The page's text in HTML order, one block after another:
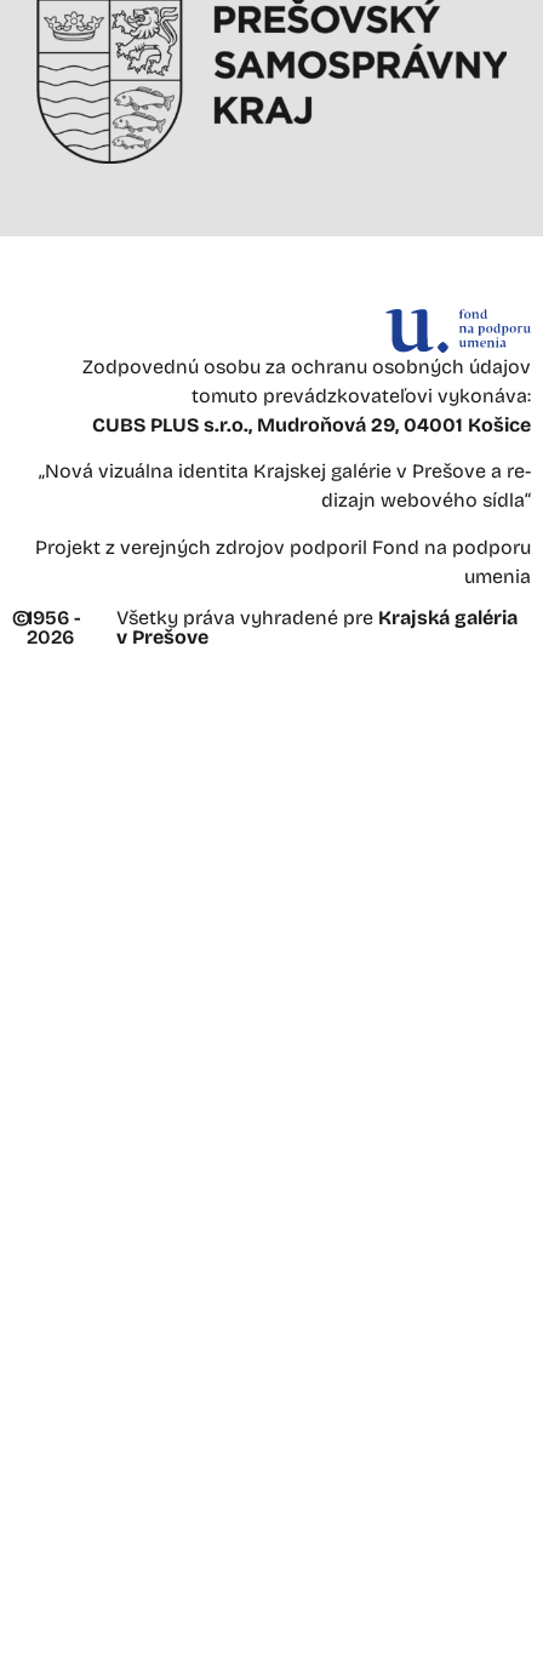
Zodpovednú osobu za ochranu osobných údajov
tomuto prevádzkovateľovi vykonáva:
CUBS PLUS s.r.o., Mudroňová 29, 04001 Košice
„Nová vizuálna identita Krajskej galérie v Prešove a re-
dizajn webového sídla“
Projekt z verejných zdrojov podporil Fond na podporu
umenia
©1956 -
2026
Všetky práva vyhradené pre Krajská galéria
v Prešove